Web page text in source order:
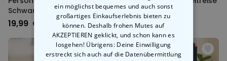
Schwarz Weiß Fotos und
Text
19,99 CHF
Pullover
44,99 CHF
ein möglichst bequemes und auch sonst
großartiges Einkaufserlebnis bieten zu
können. Deshalb frohen Mutes auf
AKZEPTIEREN geklickt, und schon kann es
losgehen! Übrigens: Deine Einwilligung
erstreckt sich auch auf die Datenübermittlung